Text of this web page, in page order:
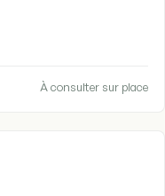
À consulter sur place